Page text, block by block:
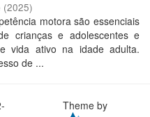
(2025)
motora são essenciais
crianças e adolescentes e
vida ativo na idade adulta.
de ...
Theme by